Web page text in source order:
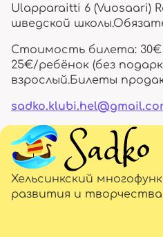
Ulapparaitti 6 (Vuosaari)
шведской
Стоимость билета: 30€
25€/ребёнок (без
взрослый.Билеты
Хельсинкский
развития и творчества